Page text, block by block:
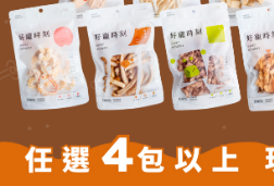
替換新貓砂從乾淨的貓砂盆開始！
貓咪喜歡自己熟悉的味道，為避免直
亂，請混入原有的貓砂讓貓咪適應。
1. 使用新貓砂填充一半的貓砂盆，
用鏟子將兩種貓砂混合。
2. 使用更多的新貓砂和更少的原有貓
3. 當您的貓適應變化時，可完整使
盆。